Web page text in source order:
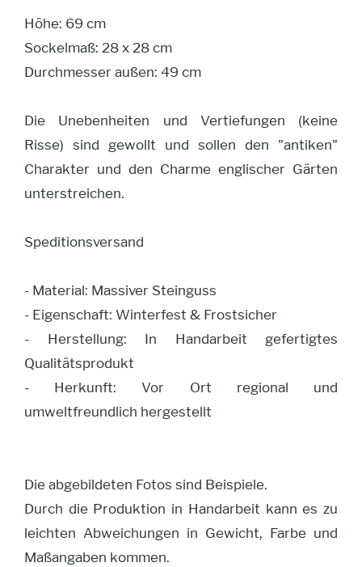
Höhe: 69 cm
Sockelmaß: 28 x 28 cm
Durchmesser außen: 49 cm
Die Unebenheiten und Vertiefungen (keine
Risse) sind gewollt und sollen den "antiken"
Charakter und den Charme englischer Gärten
unterstreichen.
Speditionsversand
- Material: Massiver Steinguss
- Eigenschaft: Winterfest & Frostsicher
- Herstellung: In Handarbeit gefertigtes
Qualitätsprodukt
- Herkunft: Vor Ort regional und
umweltfreundlich hergestellt
Die abgebildeten Fotos sind Beispiele.
Durch die Produktion in Handarbeit kann es zu
leichten Abweichungen in Gewicht, Farbe und
Maßangaben kommen.